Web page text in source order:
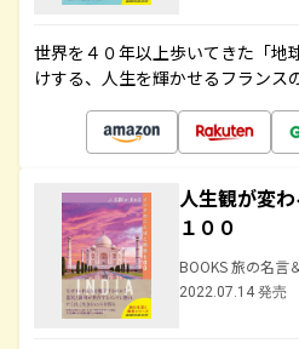
世界を４０年以上歩いてきた「地
けする、人生を輝かせるフランス
人生観が変
１００
BOOKS 旅の名言
2022.07.14 発売